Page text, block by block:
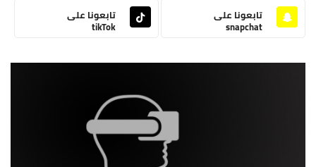
تابعونا على
snapchat
تابعونا على
tikTok